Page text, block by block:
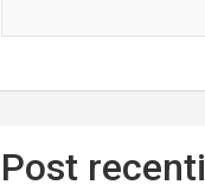
Post recenti